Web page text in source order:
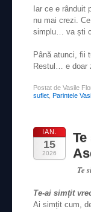
Iar ce e rânduit
nu mai crezi.
simplu… va ști
Până atunci, fii
Restul… e doar
Postat de Vasile
suflet Parintele
IAN.
15
2026
Te
Te-ai simțit
Ai simțit cum,